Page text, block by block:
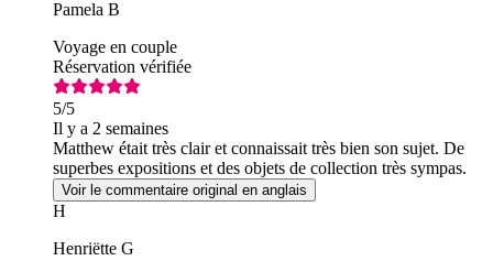
Pamela B
Voyage en couple
Réservation vérifiée
5/5
Il y a 2 semaines
Matthew était très clair et connaissait très bien son sujet. De
superbes expositions et des objets de collection très sympas.
Voir le commentaire original en anglais
H
Henriëtte G